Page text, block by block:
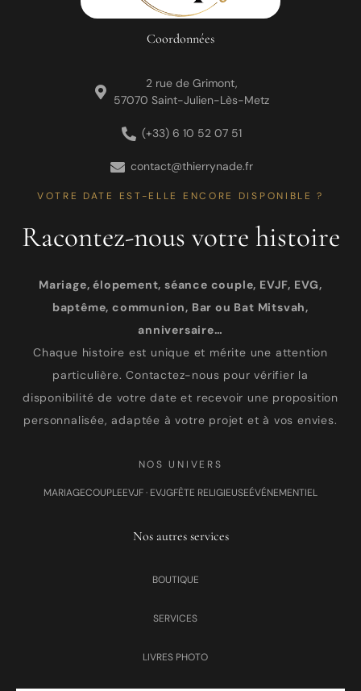
Coordonnées
2 rue de Grimont,
57070 Saint-Julien-Lès-Metz
(+33) 6 10 52 07 51
contact@thierrynade.fr
VOTRE DATE EST-ELLE ENCORE DISPONIBLE ?
Racontez-nous votre histoire
Mariage, élopement, séance couple, EVJF, EVG,
baptême, communion, Bar ou Bat Mitsvah,
anniversaire…
Chaque histoire est unique et mérite une attention
particulière. Contactez-nous pour vérifier la
disponibilité de votre date et recevoir une proposition
personnalisée, adaptée à votre projet et à vos envies.
NOS UNIVERS
MARIAGECOUPLEEVJF · EVJGFÊTE RELIGIEUSEÉVÉNEMENTIEL
Nos autres services
BOUTIQUE
SERVICES
LIVRES PHOTO